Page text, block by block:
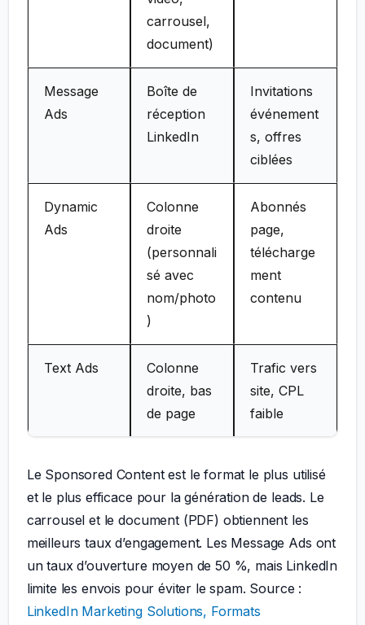
carrousel,
document)
Message
Ads
Boîte de
réception
LinkedIn
Invitations
événement
s, offres
ciblées
Dynamic
Ads
Colonne
droite
(personnali
sé avec
nom/photo
)
Abonnés
page,
télécharge
ment
contenu
Text Ads
Colonne
droite, bas
de page
Trafic vers
site, CPL
faible
Le Sponsored Content est le format le plus utilisé
et le plus efficace pour la génération de leads. Le
carrousel et le document (PDF) obtiennent les
meilleurs taux d’engagement. Les Message Ads ont
un taux d’ouverture moyen de 50 %, mais LinkedIn
limite les envois pour éviter le spam. Source :
LinkedIn Marketing Solutions, Formats